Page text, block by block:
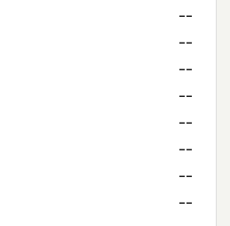
--
--
--
--
--
--
--
--